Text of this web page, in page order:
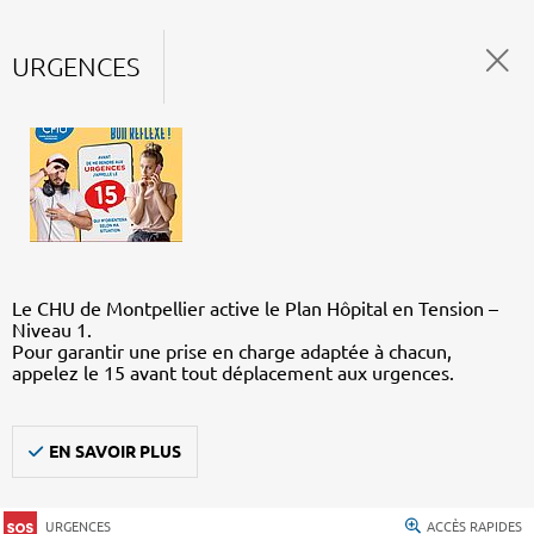
URGENCES
Le CHU de Montpellier active le Plan Hôpital en Tension –
Niveau 1.
Pour garantir une prise en charge adaptée à chacun,
appelez le 15 avant tout déplacement aux urgences.
EN SAVOIR PLUS
URGENCES ACCÈS RAPIDES